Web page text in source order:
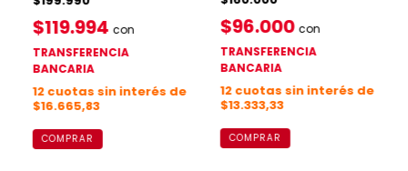
$119.994 con
TRANSFERENCIA
BANCARIA
12cuotas sin interés de
$16.665,83
COMPRAR
$96.000 con
TRANSFERENCIA
BANCARIA
12cuotas sin interés de
$13.333,33
COMPRAR